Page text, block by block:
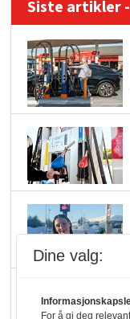
Siste artikler
Dine valg:
For å gi deg